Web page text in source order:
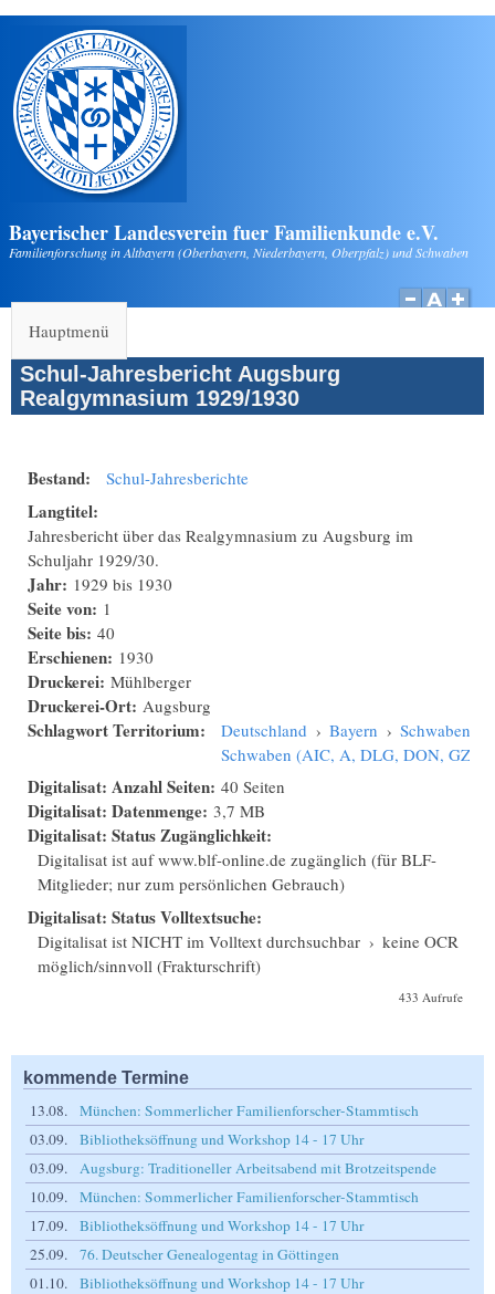
Direkt zum Inhalt
Bayerischer Landesverein fuer Familienkunde e.V.
Familienforschung in Altbayern (Oberbayern, Niederbayern, Oberpfalz) und Schwaben
Hauptmenü
Schul-Jahresbericht Augsburg
Realgymnasium 1929/1930
Bestand: Schul-Jahresberichte
Langtitel:
Jahresbericht über das Realgymnasium zu Augsburg im
Schuljahr 1929/30.
Jahr: 1929 bis 1930
Seite von: 1
Seite bis: 40
Erschienen: 1930
Druckerei: Mühlberger
Druckerei-Ort: Augsburg
Schlagwort Territorium: Deutschland › Bayern › Schwaben
Schwaben (AIC, A, DLG, DON, GZ,
Digitalisat: Anzahl Seiten: 40 Seiten
Digitalisat: Datenmenge: 3,7 MB
Digitalisat: Status Zugänglichkeit:
Digitalisat ist auf www.blf-online.de zugänglich (für BLF-
Mitglieder; nur zum persönlichen Gebrauch)
Digitalisat: Status Volltextsuche:
Digitalisat ist NICHT im Volltext durchsuchbar › keine OCR
möglich/sinnvoll (Frakturschrift)
433 Aufrufe
kommende Termine
13.08.
München: Sommerlicher Familienforscher-Stammtisch
03.09.
Bibliotheksöffnung und Workshop 14 - 17 Uhr
03.09.
Augsburg: Traditioneller Arbeitsabend mit Brotzeitspende
10.09.
München: Sommerlicher Familienforscher-Stammtisch
17.09.
Bibliotheksöffnung und Workshop 14 - 17 Uhr
25.09.
76. Deutscher Genealogentag in Göttingen
01.10.
Bibliotheksöffnung und Workshop 14 - 17 Uhr